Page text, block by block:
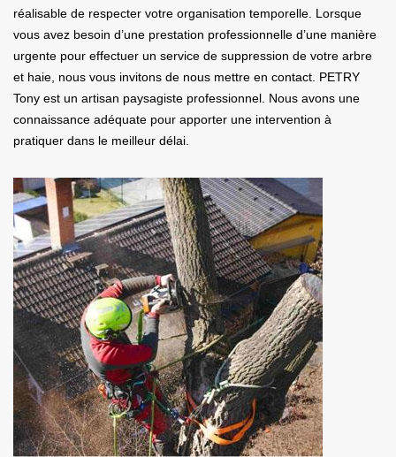
réalisable de respecter votre organisation temporelle. Lorsque
vous avez besoin d’une prestation professionnelle d’une manière
urgente pour effectuer un service de suppression de votre arbre
et haie, nous vous invitons de nous mettre en contact. PETRY
Tony est un artisan paysagiste professionnel. Nous avons une
connaissance adéquate pour apporter une intervention à
pratiquer dans le meilleur délai.